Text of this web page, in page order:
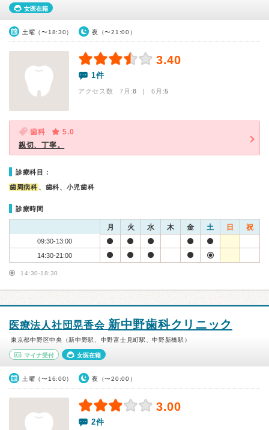
女医在籍
土曜（〜18:30） 夜（〜21:00）
3.40
1件
アクセス数 7月:8 | 6月:5
歯科
5.0
親切、丁寧。
診療科目：
歯周病科 、歯科、小児歯科
診療時間
月 火 水 木 金 土 日 祝
09:30-13:00
14:30-21:00
14:30-18:30
医療法人社団晃香会 新中野歯科クリニック
東京都中野区中央（新中野駅、中野富士見町駅、中野新橋駅）
マイナ受付 女医在籍
土曜（〜16:00） 夜（〜20:00）
3.00
2件